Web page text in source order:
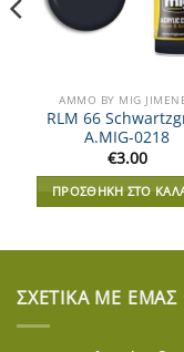
AMMO BY MIG
RLM 66
A.MIG-0218
€3.00
ΠΡΟΣΘΉΚΗ ΣΤΟ
ΣΧΕΤΙΚΆ ΜΕ ΕΜΆΣ